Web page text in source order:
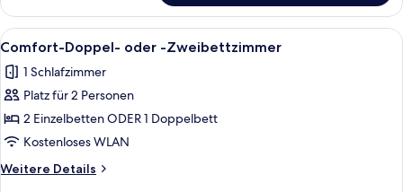
Room
Single
Use
Alle
Fotos
für
Comfort-
Doppel-
oder
-
Zweibettzimmer
Ein Hotelzimmer mit zwei Betten,
2
Comfort-Doppel- oder -Zweibettzimmer
1 Schlafzimmer
Platz für 2 Personen
2 Einzelbetten ODER 1 Doppelbett
Kostenloses WLAN
Weitere Details
Weitere